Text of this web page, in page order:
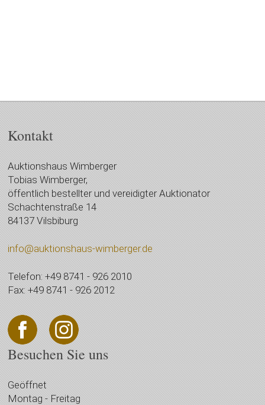
Kontakt
Auktionshaus Wimberger
Tobias Wimberger,
öffentlich bestellter und vereidigter Auktionator
Schachtenstraße 14
84137 Vilsbiburg
info@auktionshaus-wimberger.de
Telefon: +49 8741 - 926 2010
Fax: +49 8741 - 926 2012
Besuchen Sie uns
Geöffnet
Montag - Freitag